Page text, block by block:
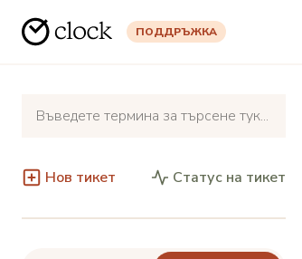
ПОДДРЪЖКА
Нов тикет Статус на тикет